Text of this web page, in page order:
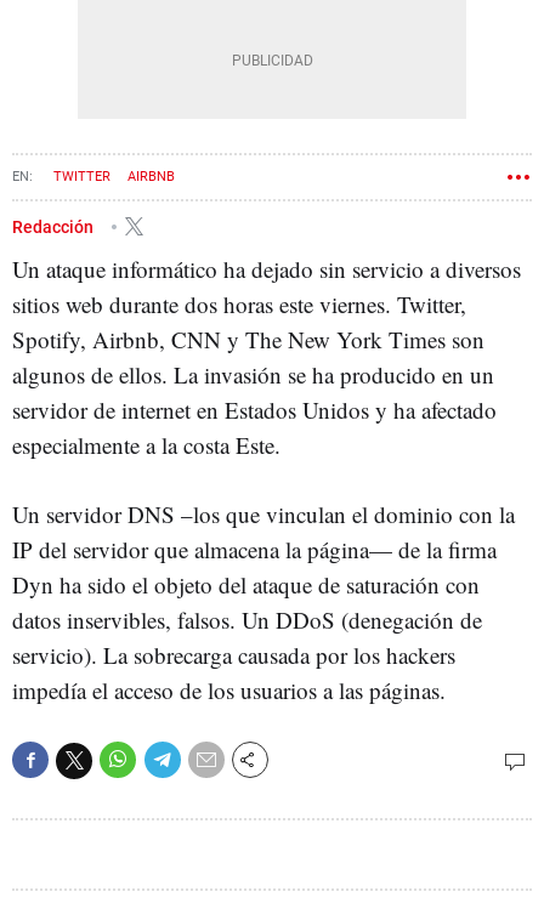
TWITTER AIRBNB
Redacción
Un ataque informático ha dejado sin servicio a diversos
sitios web durante dos horas este viernes. Twitter,
Spotify, Airbnb, CNN y The New York Times son
algunos de ellos. La invasión se ha producido en un
servidor de internet en Estados Unidos y ha afectado
especialmente a la costa Este.
Un servidor DNS –los que vinculan el dominio con la
IP del servidor que almacena la página— de la firma
Dyn ha sido el objeto del ataque de saturación con
datos inservibles, falsos. Un DDoS (denegación de
servicio). La sobrecarga causada por los hackers
impedía el acceso de los usuarios a las páginas.